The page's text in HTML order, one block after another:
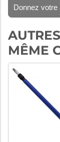
Donnez votre
MÊME